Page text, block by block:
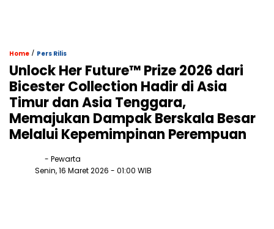
Home / Pers Rilis
Unlock Her Future™ Prize 2026 dari
Bicester Collection Hadir di Asia
Timur dan Asia Tenggara,
Memajukan Dampak Berskala Besar
Melalui Kepemimpinan Perempuan
- Pewarta
Senin, 16 Maret 2026 - 01:00 WIB